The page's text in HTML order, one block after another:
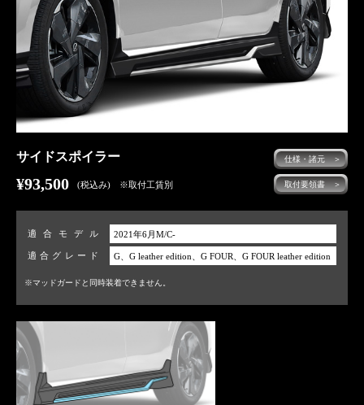
サイドスポイラー
¥93,500 (税込み) ※取付工賃別 取付要領書 ＞
仕様・諸元 ＞
適合モデル 2021年6月M/C-
適合グレード G、G leather edition、G FOUR、G FOUR leather edition
※マッドガードと同時装着できません。